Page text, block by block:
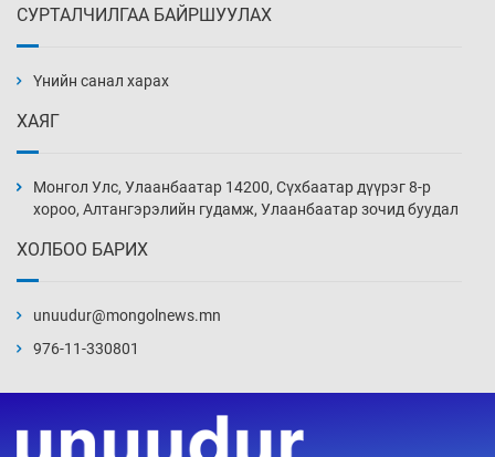
3 цаг 53 мин
4 цаг 23 мин
4 цаг 53 мин
5 цаг 23 мин
СУРТАЛЧИЛГАА БАЙРШУУЛАХ
Үнийн санал харах
ХАЯГ
Монгол Улс, Улаанбаатар 14200, Сүхбаатар дүүрэг 8-р
хороо, Алтангэрэлийн гудамж, Улаанбаатар зочид буудал
ХОЛБОО БАРИХ
unuudur@mongolnews.mn
976-11-330801